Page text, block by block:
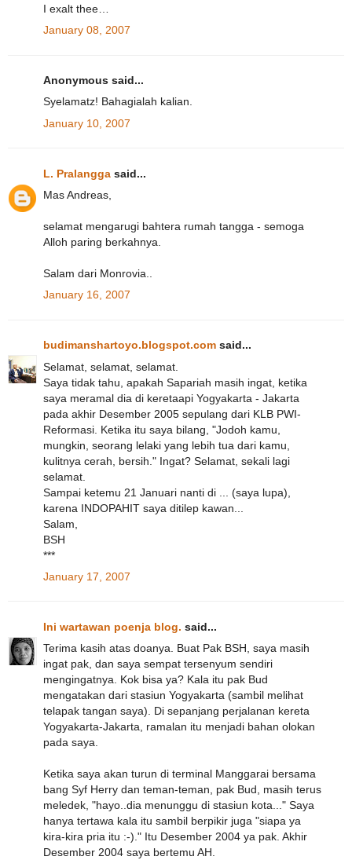
I exalt thee…
January 08, 2007
Anonymous said...
Syelamatz! Bahagialah kalian.
January 10, 2007
L. Pralangga said...
Mas Andreas,
selamat mengarugi bahtera rumah tangga - semoga
Alloh paring berkahnya.
Salam dari Monrovia..
January 16, 2007
budimanshartoyo.blogspot.com said...
Selamat, selamat, selamat.
Saya tidak tahu, apakah Sapariah masih ingat, ketika
saya meramal dia di keretaapi Yogyakarta - Jakarta
pada akhir Desember 2005 sepulang dari KLB PWI-
Reformasi. Ketika itu saya bilang, "Jodoh kamu,
mungkin, seorang lelaki yang lebih tua dari kamu,
kulitnya cerah, bersih." Ingat? Selamat, sekali lagi
selamat.
Sampai ketemu 21 Januari nanti di ... (saya lupa),
karena INDOPAHIT saya ditilep kawan...
Salam,
BSH
***
January 17, 2007
Ini wartawan poenja blog. said...
Terima kasih atas doanya. Buat Pak BSH, saya masih
ingat pak, dan saya sempat tersenyum sendiri
mengingatnya. Kok bisa ya? Kala itu pak Bud
mengatakan dari stasiun Yogyakarta (sambil melihat
telapak tangan saya). Di sepanjang perjalanan kereta
Yogyakarta-Jakarta, ramalan itu menjadi bahan olokan
pada saya.
Ketika saya akan turun di terminal Manggarai bersama
bang Syf Herry dan teman-teman, pak Bud, masih terus
meledek, "hayo..dia menunggu di stasiun kota..." Saya
hanya tertawa kala itu sambil berpikir juga "siapa ya
kira-kira pria itu :-)." Itu Desember 2004 ya pak. Akhir
Desember 2004 saya bertemu AH.